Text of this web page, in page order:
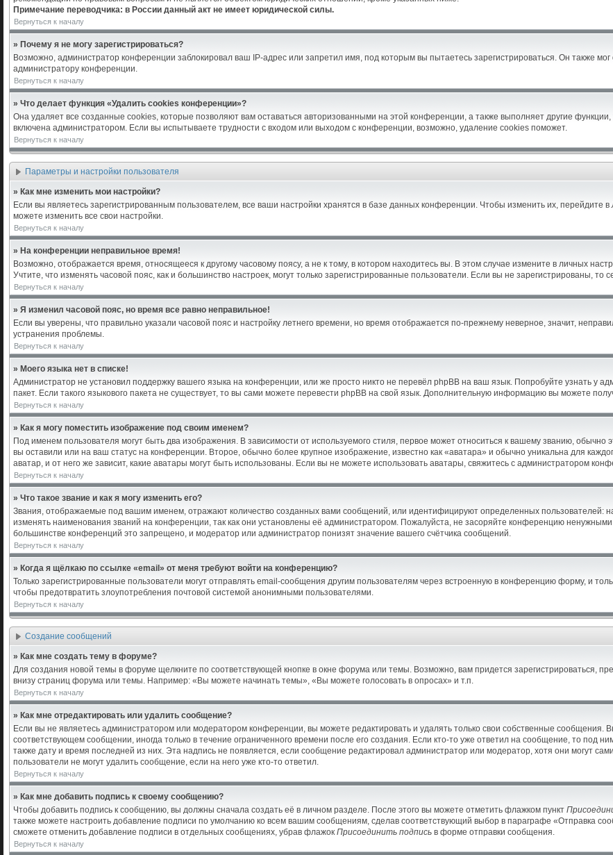
Примечание переводчика: в России данный акт не имеет юридической силы.
Вернуться к началу
» Почему я не могу зарегистрироваться?
Возможно, администратор конференции заблокировал ваш IP-адрес или запретил имя, под которым вы пытаетесь зарегистрироваться. Он также
администратору конференции.
Вернуться к началу
» Что делает функция «Удалить cookies конференции»?
Она удаляет все созданные cookies, которые позволяют вам оставаться авторизованными на этой конференции, а также выполняет другие
включена администратором. Если вы испытываете трудности с входом или выходом с конференции, возможно, удаление cookies поможет.
Вернуться к началу
Параметры и настройки пользователя
» Как мне изменить мои настройки?
Если вы являетесь зарегистрированным пользователем, все ваши настройки хранятся в базе данных конференции. Чтобы изменить их, перейдите в
можете изменить все свои настройки.
Вернуться к началу
» На конференции неправильное время!
Возможно, отображается время, относящееся к другому часовому поясу, а не к тому, в котором находитесь вы. В этом случае измените в личных
Учтите, что изменять часовой пояс, как и большинство настроек, могут только зарегистрированные пользователи. Если вы не зарегистрированы, то
Вернуться к началу
» Я изменил часовой пояс, но время все равно неправильное!
Если вы уверены, что правильно указали часовой пояс и настройку летнего времени, но время отображается по-прежнему неверное, значит,
устранения проблемы.
Вернуться к началу
» Моего языка нет в списке!
Администратор не установил поддержку вашего языка на конференции, или же просто никто не перевёл phpBB на ваш язык. Попробуйте узнать у
пакет. Если такого языкового пакета не существует, то вы сами можете перевести phpBB на свой язык. Дополнительную информацию вы можете
Вернуться к началу
» Как я могу поместить изображение под своим именем?
Под именем пользователя могут быть два изображения. В зависимости от используемого стиля, первое может относиться к вашему званию, обычно
вы оставили или на ваш статус на конференции. Второе, обычно более крупное изображение, известно как «аватара» и обычно уникальна для
аватар, и от него же зависит, какие аватары могут быть использованы. Если вы не можете использовать аватары, свяжитесь с администратором
Вернуться к началу
» Что такое звание и как я могу изменить его?
Звания, отображаемые под вашим именем, отражают количество созданных вами сообщений, или идентифицируют определенных
изменять наименования званий на конференции, так как они установлены её администратором. Пожалуйста, не засоряйте конференцию
большинстве конференций это запрещено, и модератор или администратор понизят значение вашего счётчика сообщений.
Вернуться к началу
» Когда я щёлкаю по ссылке «email» от меня требуют войти на конференцию?
Только зарегистрированные пользователи могут отправлять email-сообщения другим пользователям через встроенную в конференцию форму, и
чтобы предотвратить злоупотребления почтовой системой анонимными пользователями.
Вернуться к началу
Создание сообщений
» Как мне создать тему в форуме?
Для создания новой темы в форуме щелкните по соответствующей кнопке в окне форума или темы. Возможно, вам придется зарегистрироваться,
внизу страниц форума или темы. Например: «Вы можете начинать темы», «Вы можете голосовать в опросах» и т.п.
Вернуться к началу
» Как мне отредактировать или удалить сообщение?
Если вы не являетесь администратором или модератором конференции, вы можете редактировать и удалять только свои собственные сообщения.
соответствующем сообщении, иногда только в течение ограниченного времени после его создания. Если кто-то уже ответил на сообщение, то под
также дату и время последней из них. Эта надпись не появляется, если сообщение редактировал администратор или модератор, хотя они могут
пользователи не могут удалить сообщение, если на него уже кто-то ответил.
Вернуться к началу
» Как мне добавить подпись к своему сообщению?
Чтобы добавить подпись к сообщению, вы должны сначала создать её в личном разделе. После этого вы можете отметить флажком пункт
также можете настроить добавление подписи по умолчанию ко всем вашим сообщениям, сделав соответствующий выбор в параграфе «Отправка
сможете отменить добавление подписи в отдельных сообщениях, убрав флажок Присоединить подпись в форме отправки сообщения.
Вернуться к началу